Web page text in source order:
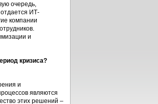
очередь,
ИТ-
компании
и
кризиса?
и
являются
этих решений –